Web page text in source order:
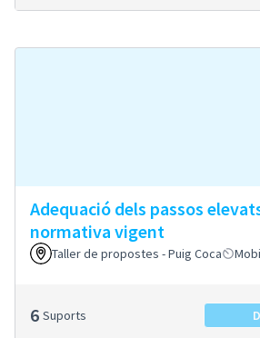
Adequació dels passos
normativa vigent
Taller de propostes - Puig Coca
6 Suports